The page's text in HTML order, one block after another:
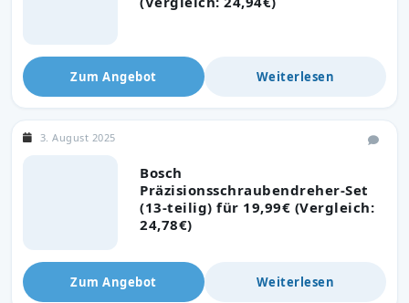
Zum Angebot Weiterlesen
Bosch
Präzisionsschraubendreher-Set
(13-teilig) für 19,99€ (Vergleich:
24,78€)
3. August 2025
Zum Angebot Weiterlesen